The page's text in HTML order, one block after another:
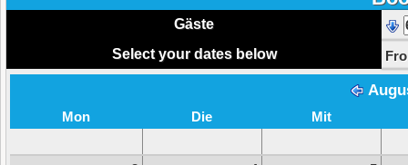
Gäste
Select your dates below
Mon Die Mit